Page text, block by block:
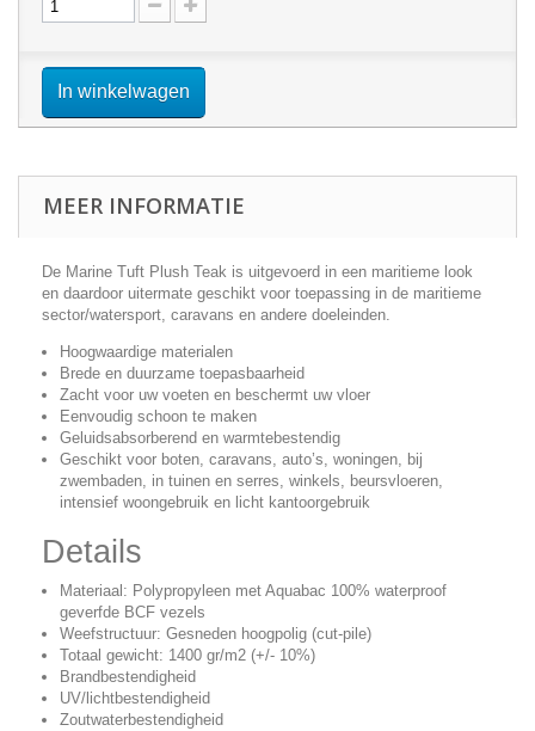
In winkelwagen
MEER INFORMATIE
De Marine Tuft Plush Teak is uitgevoerd in een maritieme look
en daardoor uitermate geschikt voor toepassing in de maritieme
sector/watersport, caravans en andere doeleinden.
Hoogwaardige materialen
Brede en duurzame toepasbaarheid
Zacht voor uw voeten en beschermt uw vloer
Eenvoudig schoon te maken
Geluidsabsorberend en warmtebestendig
Geschikt voor boten, caravans, auto’s, woningen, bij
zwembaden, in tuinen en serres, winkels, beursvloeren,
intensief woongebruik en licht kantoorgebruik
Details
Materiaal: Polypropyleen met Aquabac 100% waterproof
geverfde BCF vezels
Weefstructuur: Gesneden hoogpolig (cut-pile)
Totaal gewicht: 1400 gr/m2 (+/- 10%)
Brandbestendigheid
UV/lichtbestendigheid
Zoutwaterbestendigheid